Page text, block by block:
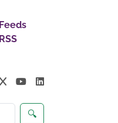
Feeds
RSS
🔍